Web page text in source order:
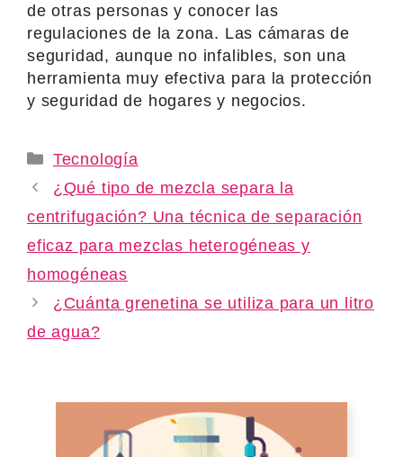
de otras personas y conocer las
regulaciones de la zona. Las cámaras de
seguridad, aunque no infalibles, son una
herramienta muy efectiva para la protección
y seguridad de hogares y negocios.
Categories
Tecnología
¿Qué tipo de mezcla separa la
centrifugación? Una técnica de separación
eficaz para mezclas heterogéneas y
homogéneas
¿Cuánta grenetina se utiliza para un litro
de agua?